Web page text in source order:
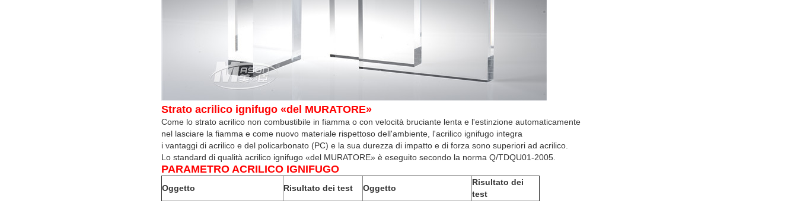
Strato acrilico ignifugo «del MURATORE»
Come lo strato acrilico non combustibile in fiamma o con velocità bruciante lenta e l'estinzione automaticamente
nel lasciare la fiamma e come nuovo materiale rispettoso dell'ambiente, l'acrilico ignifugo integra
i vantaggi di acrilico e del policarbonato (PC) e la sua durezza di impatto e di forza sono superiori ad acrilico.
Lo standard di qualità acrilico ignifugo «del MURATORE» è eseguito secondo la norma Q/TDQU01-2005.
PARAMETRO ACRILICO IGNIFUGO
Oggetto Risultato dei test Oggetto
Risultato dei
test